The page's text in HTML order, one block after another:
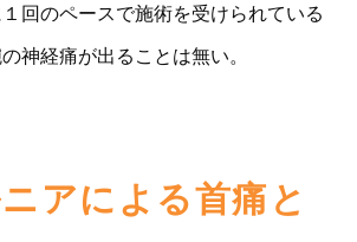
回のペースで施術を受けられている
神経痛が出ることは無い。
アによる首痛と